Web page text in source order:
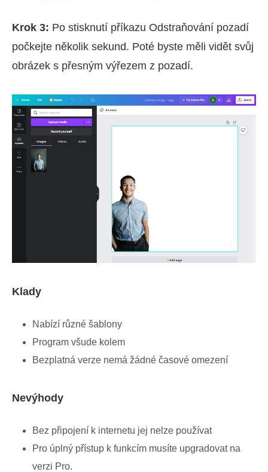
Krok 3: Po stisknutí příkazu Odstraňování pozadí
počkejte několik sekund. Poté byste měli vidět svůj
obrázek s přesným výřezem z pozadí.
Klady
Nabízí různé šablony
Program všude kolem
Bezplatná verze nemá žádné časové omezení
Nevýhody
Bez připojení k internetu jej nelze používat
Pro úplný přístup k funkcím musíte upgradovat na
verzi Pro.